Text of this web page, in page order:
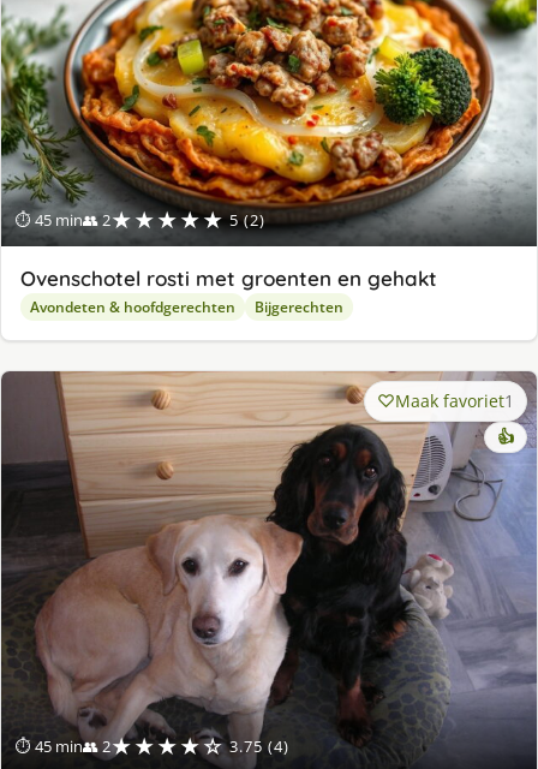
⏱ 45 min👥 2★★★★★ 5 (2)
Ovenschotel rosti met groenten en gehakt
Avondeten & hoofdgerechten Bijgerechten
⏱ 45 min👥 2★★★★☆ 3.75 (4)
Maak favoriet1
👍